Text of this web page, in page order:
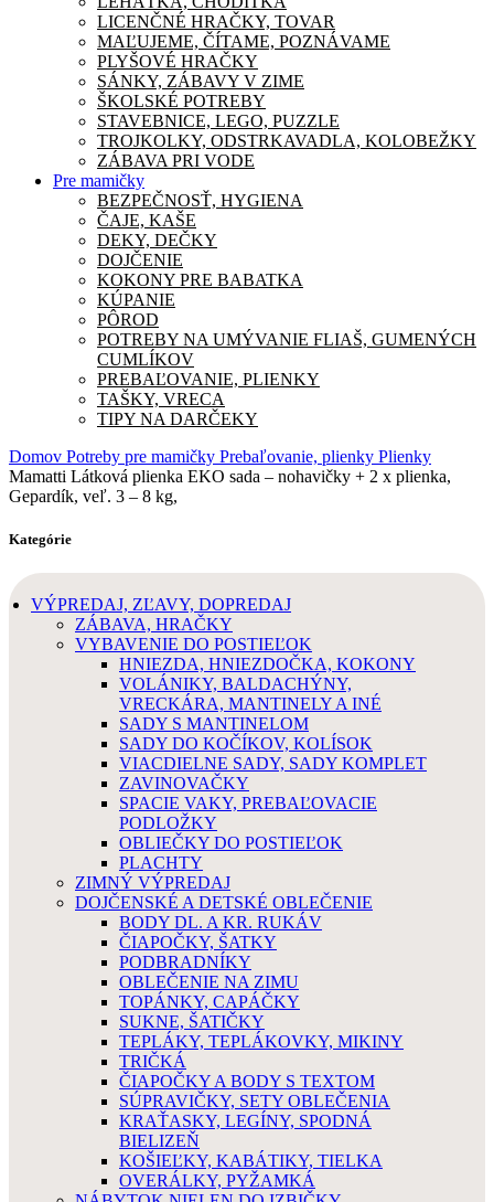
LICENČNÉ HRAČKY, TOVAR
MAĽUJEME, ČÍTAME, POZNÁVAME
PLYŠOVÉ HRAČKY
SÁNKY, ZÁBAVY V ZIME
ŠKOLSKÉ POTREBY
STAVEBNICE, LEGO, PUZZLE
TROJKOLKY, ODSTRKAVADLA, KOLOBEŽKY
ZÁBAVA PRI VODE
Pre mamičky
BEZPEČNOSŤ, HYGIENA
ČAJE, KAŠE
DEKY, DEČKY
DOJČENIE
KOKONY PRE BABATKA
KÚPANIE
PÔROD
POTREBY NA UMÝVANIE FLIAŠ, GUMENÝCH
CUMLÍKOV
PREBAĽOVANIE, PLIENKY
TAŠKY, VRECA
TIPY NA DARČEKY
Domov Potreby pre mamičky Prebaľovanie, plienky Plienky
Mamatti Látková plienka EKO sada – nohavičky + 2 x plienka,
Gepardík, veľ. 3 – 8 kg,
Kategórie
VÝPREDAJ, ZĽAVY, DOPREDAJ
ZÁBAVA, HRAČKY
VYBAVENIE DO POSTIEĽOK
HNIEZDA, HNIEZDOČKA, KOKONY
VOLÁNIKY, BALDACHÝNY,
VRECKÁRA, MANTINELY A INÉ
SADY S MANTINELOM
SADY DO KOČÍKOV, KOLÍSOK
VIACDIELNE SADY, SADY KOMPLET
ZAVINOVAČKY
SPACIE VAKY, PREBAĽOVACIE
PODLOŽKY
OBLIEČKY DO POSTIEĽOK
PLACHTY
ZIMNÝ VÝPREDAJ
DOJČENSKÉ A DETSKÉ OBLEČENIE
BODY DL. A KR. RUKÁV
ČIAPOČKY, ŠATKY
PODBRADNÍKY
OBLEČENIE NA ZIMU
TOPÁNKY, CAPÁČKY
SUKNE, ŠATIČKY
TEPLÁKY, TEPLÁKOVKY, MIKINY
TRIČKÁ
ČIAPOČKY A BODY S TEXTOM
SÚPRAVIČKY, SETY OBLEČENIA
KRAŤASKY, LEGÍNY, SPODNÁ
BIELIZEŇ
KOŠIEĽKY, KABÁTIKY, TIELKA
OVERÁLKY, PYŽAMKÁ